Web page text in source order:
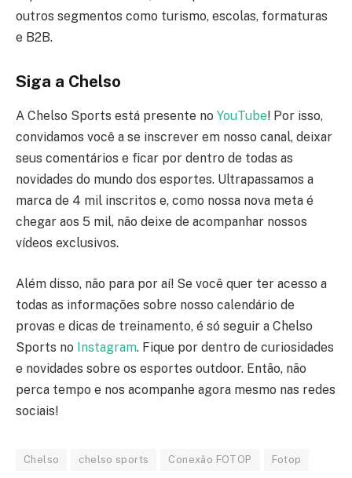
outros segmentos como turismo, escolas, formaturas
e B2B.
Siga a Chelso
A Chelso Sports está presente no YouTube! Por isso,
convidamos você a se inscrever em nosso canal, deixar
seus comentários e ficar por dentro de todas as
novidades do mundo dos esportes. Ultrapassamos a
marca de 4 mil inscritos e, como nossa nova meta é
chegar aos 5 mil, não deixe de acompanhar nossos
vídeos exclusivos.
Além disso, não para por aí! Se você quer ter acesso a
todas as informações sobre nosso calendário de
provas e dicas de treinamento, é só seguir a Chelso
Sports no Instagram. Fique por dentro de curiosidades
e novidades sobre os esportes outdoor. Então, não
perca tempo e nos acompanhe agora mesmo nas redes
sociais!
Chelso chelso sports Conexão FOTOP Fotop